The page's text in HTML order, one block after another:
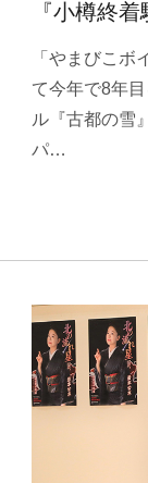
『小樽終
「やまびこボ
て今年で8年
ル『古都の雪
パ…